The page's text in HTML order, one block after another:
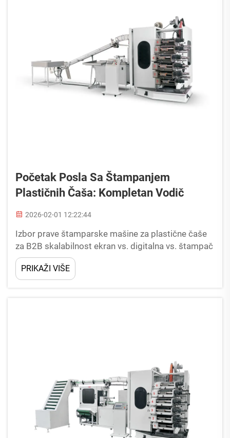
Početak Posla Sa Štampanjem
Plastičnih Čaša: Kompletan Vodič
2026-02-01 12:22:44
Izbor prave štamparske mašine za plastične čaše
za B2B skalabilnost ekran vs. digitalna vs. štampač
za podloge: usklađivanje tehnologije sa
zapreminom, detaljima i supstratom Prilikom
izbora pristupa štampanju, većina kompanija se
PRIKAŽI VIŠE